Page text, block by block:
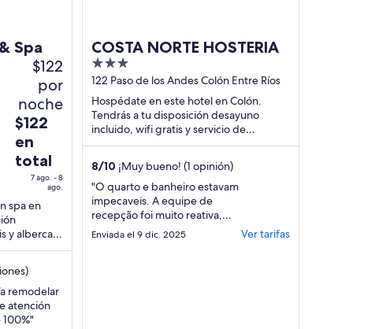
Spa
$122
por
noche
El
precio
es
de
en
total
por
noche
del
7
ago
al
$122
en
total
7 ago. - 8
ago.
spa en
y alberca al
de
remodelar
atención
COSTA NORTE HOSTERIA
3
out
of
5
122 Paso de los Andes Colón Entre Ríos
Hospédate en este hotel en Colón.
Tendrás a tu disposición desayuno
incluido, wifi gratis y servicio de
recepción las 24 horas. Estarás muy
8/10 ¡Muy bueno! (1 opinión)
"O quarto e banheiro estavam
impecaveis. A equipe de
recepção foi muito reativa,
quiseram me cobrar o quarto
Enviada el 9 dic. 2025 Ver tarifas